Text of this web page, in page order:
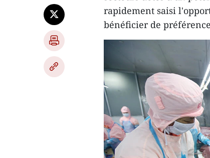
rapidement saisi
bénéficier de